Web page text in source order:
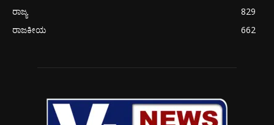
ರಾಜ್ಯ
829
ರಾಜಕೀಯ
662